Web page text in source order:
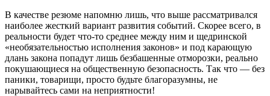
В качестве резюме напомню лишь, что выше рассматривался
наиболее жесткий вариант развития событий. Скорее всего, в
реальности будет что-то среднее между ним и щедринской
«необязательностью исполнения законов» и под карающую
длань закона попадут лишь безбашенные отморозки, реально
покушающиеся на общественную безопасность. Так что — без
паники, товарищи, просто будьте благоразумны, не
нарывайтесь сами на неприятности!